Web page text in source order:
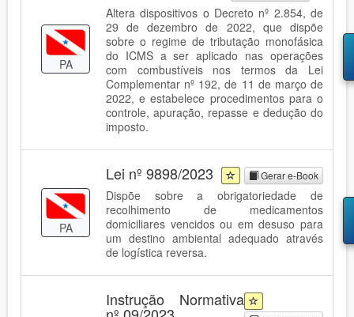
PA
Altera dispositivos o Decreto nº 2.854, de
29 de dezembro de 2022, que dispõe
sobre o regime de tributação monofásica
do ICMS a ser aplicado nas operações
com combustíveis nos termos da Lei
Complementar nº 192, de 11 de março de
2022, e estabelece procedimentos para o
controle, apuração, repasse e dedução do
imposto.
PA
Lei nº 9898/2023 Gerar e-Book
Dispõe sobre a obrigatoriedade de
recolhimento de medicamentos
domiciliares vencidos ou em desuso para
um destino ambiental adequado através
de logística reversa.
Instrução Normativa